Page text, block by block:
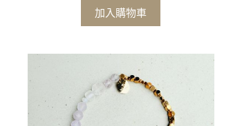
加入購物車